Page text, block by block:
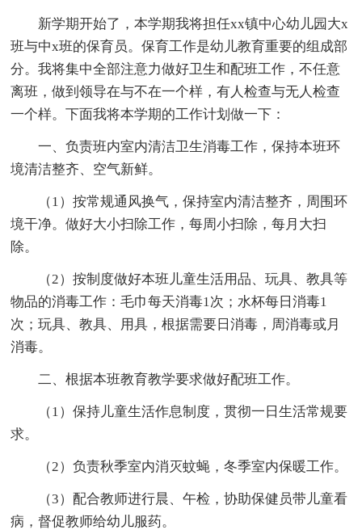
新学期开始了，本学期我将担任xx镇中心幼儿园大x
班与中x班的保育员。保育工作是幼儿教育重要的组成部
分。我将集中全部注意力做好卫生和配班工作，不任意
离班，做到领导在与不在一个样，有人检查与无人检查
一个样。下面我将本学期的工作计划做一下：
一、负责班内室内清洁卫生消毒工作，保持本班环
境清洁整齐、空气新鲜。
（1）按常规通风换气，保持室内清洁整齐，周围环
境干净。做好大小扫除工作，每周小扫除，每月大扫
除。
（2）按制度做好本班儿童生活用品、玩具、教具等
物品的消毒工作：毛巾每天消毒1次；水杯每日消毒1
次；玩具、教具、用具，根据需要日消毒，周消毒或月
消毒。
二、根据本班教育教学要求做好配班工作。
（1）保持儿童生活作息制度，贯彻一日生活常规要
求。
（2）负责秋季室内消灭蚊蝇，冬季室内保暖工作。
（3）配合教师进行晨、午检，协助保健员带儿童看
病，督促教师给幼儿服药。